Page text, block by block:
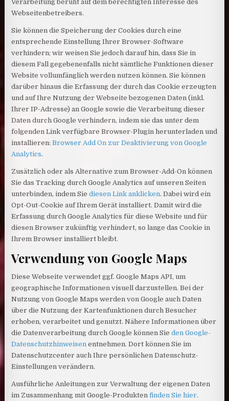
Verarbeitung beruht auf dem berechtigten Interesse des
Webseitenbetreibers.
Sie können die Speicherung der Cookies durch eine
entsprechende Einstellung Ihrer Browser-Software
verhindern; wir weisen Sie jedoch darauf hin, dass Sie in
diesem Fall gegebenenfalls nicht sämtliche Funktionen dieser
Website vollumfänglich werden nutzen können. Sie können
darüber hinaus die Erfassung der durch das Cookie erzeugten
und auf Ihre Nutzung der Webseite bezogenen Daten (inkl.
Ihrer IP-Adresse) an Google sowie die Verarbeitung dieser
Daten durch Google verhindern, indem sie das unter dem
folgenden Link verfügbare Browser-Plugin herunterladen und
installieren:Browser Add On zur Deaktivierung von Google
Analytics.
Zusätzlich oder als Alternative zum Browser-Add-On können
Sie das Tracking durch Google Analytics auf unseren Seiten
unterbinden, indem Siediesen Link anklicken. Dabei wird ein
Opt-Out-Cookie auf Ihrem Gerät installiert. Damit wird die
Erfassung durch Google Analytics für diese Website und für
diesen Browser zukünftig verhindert, so lange das Cookie in
Ihrem Browser installiert bleibt.
Verwendung von Google Maps
Diese Webseite verwendet ggf. Google Maps API, um
geographische Informationen visuell darzustellen. Bei der
Nutzung von Google Maps werden von Google auch Daten
über die Nutzung der Kartenfunktionen durch Besucher
erhoben, verarbeitet und genutzt. Nähere Informationen über
die Datenverarbeitung durch Google können Sieden Google-
Datenschutzhinweisen entnehmen. Dort können Sie im
Datenschutzcenter auch Ihre persönlichen Datenschutz-
Einstellungen verändern.
Ausführliche Anleitungen zur Verwaltung der eigenen Daten
im Zusammenhang mit Google-Produkten finden Sie hier.